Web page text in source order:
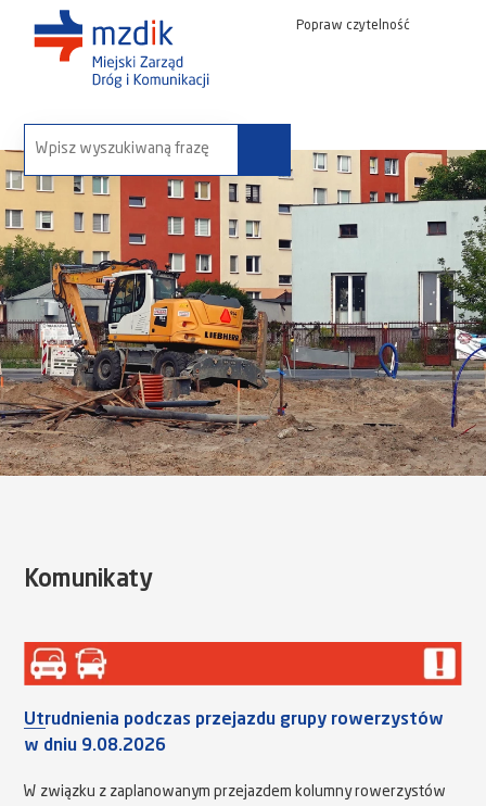
Popraw czytelność
wyszukaj na stronie:
Komunikaty
Utrudnienia podczas przejazdu grupy rowerzystów
w dniu 9.08.2026
W związku z zaplanowanym przejazdem kolumny rowerzystów